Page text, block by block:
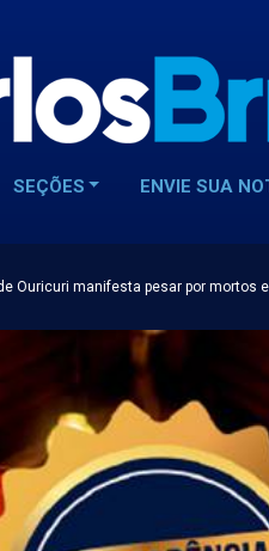
SEÇÕES ENVIE SUA
Ouricuri manifesta pesar por mortos